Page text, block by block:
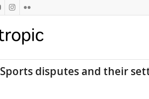
Sports disputes and their